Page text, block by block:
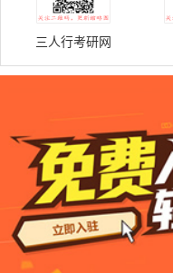
三人行考研网